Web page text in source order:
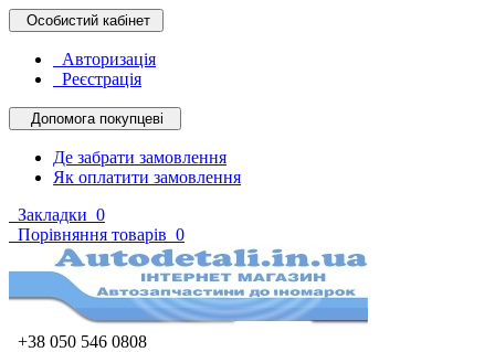
Особистий кабінет
Авторизація
Реєстрація
Допомога покупцеві
Де забрати замовлення
Як оплатити замовлення
Закладки 0
Порівняння товарів 0
+38 050 546 0808